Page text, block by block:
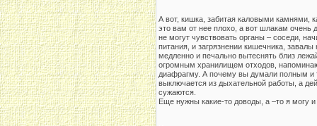
А вот, кишка, забитая каловыми камнями,
это вам от нее плохо, а вот шлакам очень
не могут чувствовать органы – соседи,
питания, и загрязнении кишечника,
медленно и печально вытеснять близ
огромным хранилищем отходов,
диафрагму. А почему вы думали полным и
выключается из дыхательной работы, а
сужаются.
Еще нужны какие-то доводы, а –то я могу